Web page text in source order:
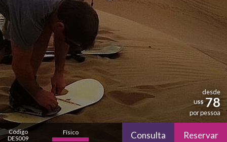
desde
US$ 78
por pessoa
Código
DES009
Físico Consulta Reservar